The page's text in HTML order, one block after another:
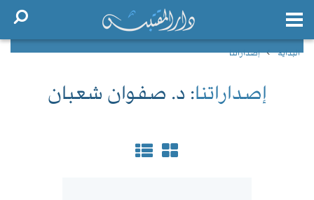
البداية إصداراتنا
إصداراتنا: د. صفوان شعبان